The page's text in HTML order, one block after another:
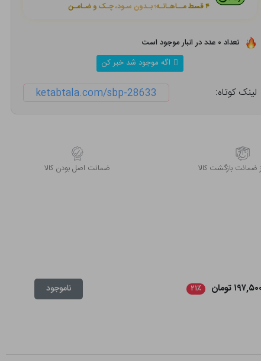
۴ قسط مــاهـانـه؛ بـدون سـود، چـک و ضـامـن
تعداد ۰ عدد در انبار موجود است
اگه موجود شد خبر کن
لینک کوتاه: ketabtala.com/sbp-28633
بازگشت کالا ﺿﻤﺎﻧﺖ اﺻﻞ ﺑﻮدن ﮐﺎﻟﺎ
تومان ۲۱٪ ناموجود